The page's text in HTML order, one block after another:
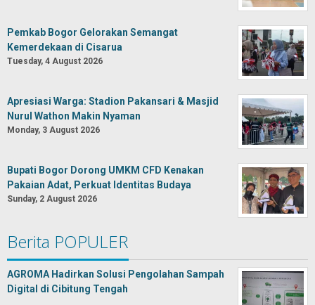
Pemkab Bogor Gelorakan Semangat
Kemerdekaan di Cisarua
Tuesday, 4 August 2026
Apresiasi Warga: Stadion Pakansari & Masjid
Nurul Wathon Makin Nyaman
Monday, 3 August 2026
Bupati Bogor Dorong UMKM CFD Kenakan
Pakaian Adat, Perkuat Identitas Budaya
Sunday, 2 August 2026
Berita POPULER
AGROMA Hadirkan Solusi Pengolahan Sampah
Digital di Cibitung Tengah